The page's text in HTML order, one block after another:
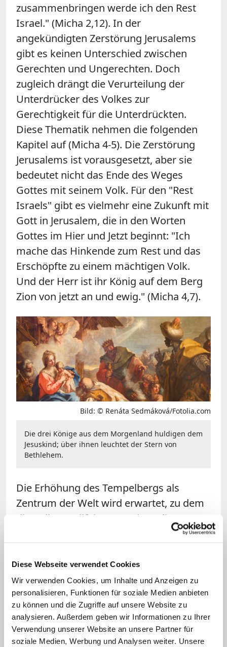
Diese Webseite verwendet Cookies
Wir verwenden Cookies, um Inhalte und Anzeigen zu
personalisieren, Funktionen für soziale Medien anbieten
zu können und die Zugriffe auf unsere Website zu
analysieren. Außerdem geben wir Informationen zu Ihrer
Verwendung unserer Website an unsere Partner für
soziale Medien, Werbung und Analysen weiter. Unsere
zusammenbringen werde ich den Rest
Israel." (Micha 2,12). In der
angekündigten Zerstörung Jerusalems
gibt es keinen Unterschied zwischen
Gerechten und Ungerechten. Doch
zugleich drängt die Verurteilung der
Unterdrücker des Volkes zur
Gerechtigkeit für die Unterdrückten.
Diese Thematik nehmen die folgenden
Kapitel auf (Micha 4-5). Die Zerstörung
Jerusalems ist vorausgesetzt, aber sie
bedeutet nicht das Ende des Weges
Gottes mit seinem Volk. Für den "Rest
Israels" gibt es vielmehr eine Zukunft mit
Gott in Jerusalem, die in den Worten
Gottes im Hier und Jetzt beginnt: "Ich
mache das Hinkende zum Rest und das
Erschöpfte zu einem mächtigen Volk.
Und der Herr ist ihr König auf dem Berg
Zion von jetzt an und ewig." (Micha 4,7).
Bild: © Renáta Sedmáková/Fotolia.com
Die drei Könige aus dem Morgenland huldigen dem
Jesuskind; über ihnen leuchtet der Stern von
Bethlehem.
Die Erhöhung des Tempelbergs als
Zentrum der Welt wird erwartet, zu dem
die Völker wallfahrten und wo die
feindlichen Nationen vernichtend
Ort der Hoffnung auf einen neuen
davidischen Herrscher. Diese Verheißung
widerspricht im Exil dem
Herrschaftsanspruch der Babylonier und
dem Weltbild des persischen Reiches,
dessen Provinz Juda nach dem Exil